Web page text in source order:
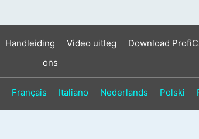
Handleiding Video uitleg Download
ons
Français Italiano Nederlands Polski